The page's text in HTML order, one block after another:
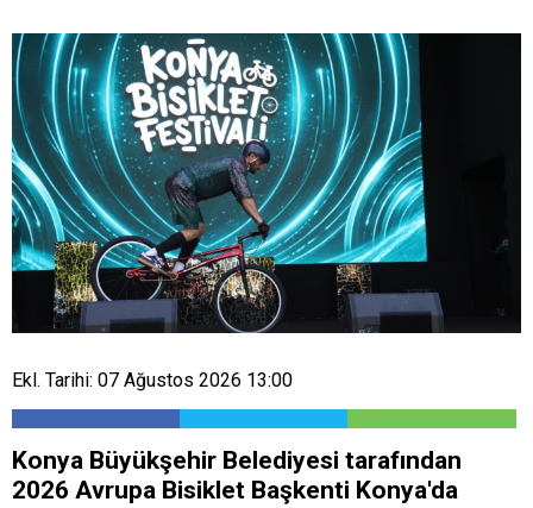
Ekl. Tarihi: 07 Ağustos 2026 13:00
Konya Büyükşehir Belediyesi tarafından
2026 Avrupa Bisiklet Başkenti Konya'da